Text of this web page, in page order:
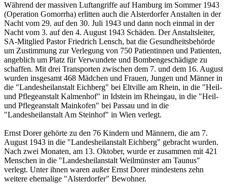
Während der massiven Luftangriffe auf Hamburg im Sommer 1943
(Operation Gomorrha) erlitten auch die Alsterdorfer Anstalten in der
Nacht vom 29. auf den 30. Juli 1943 und dann noch einmal in der
Nacht vom 3. auf den 4. August 1943 Schäden. Der Anstaltsleiter,
SA-Mitglied Pastor Friedrich Lensch, bat die Gesundheitsbehörde
um Zustimmung zur Verlegung von 750 Patientinnen und Patienten,
angeblich um Platz für Verwundete und Bombengeschädigte zu
schaffen. Mit drei Transporten zwischen dem 7. und dem 16. August
wurden insgesamt 468 Mädchen und Frauen, Jungen und Männer in
die "Landesheilanstalt Eichberg" bei Eltville am Rhein, in die "Heil-
und Pflegeanstalt Kalmenhof" in Idstein im Rheingau, in die "Heil-
und Pflegeanstalt Mainkofen" bei Passau und in die
"Landesheilanstalt Am Steinhof" in Wien verlegt.
Ernst Dorer gehörte zu den 76 Kindern und Männern, die am 7.
August 1943 in die "Landesheilanstalt Eichberg" gebracht wurden.
Nach zwei Monaten, am 13. Oktober, wurde er zusammen mit 421
Menschen in die "Landesheilanstalt Weilmünster am Taunus"
verlegt. Unter ihnen waren außer Ernst Dorer mindestens zehn
weitere ehemalige "Alsterdorfer" Bewohner.